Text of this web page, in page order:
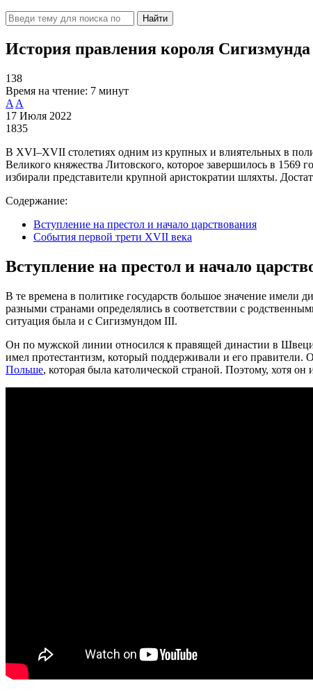
Найти
История правления короля Сигизмунда
138
Время на чтение: 7 минут
A A
17 Июля 2022
1835
В XVI–XVII столетиях одним из крупных и влиятельных в
Великого княжества Литовского, которое завершилось в 1569
избирали представители крупной аристократии шляхты.
Содержание:
Вступление на престол и начало царствования
События первой трети XVII века
Вступление на престол и начало
В те времена в политике государств большое значение имели
разными странами определялись в соответствии с
ситуация была и с Сигизмундом III.
Он по мужской линии относился к правящей династии в
имел протестантизм, который поддерживали и его
Польше, которая была католической страной. Поэтому, хотя